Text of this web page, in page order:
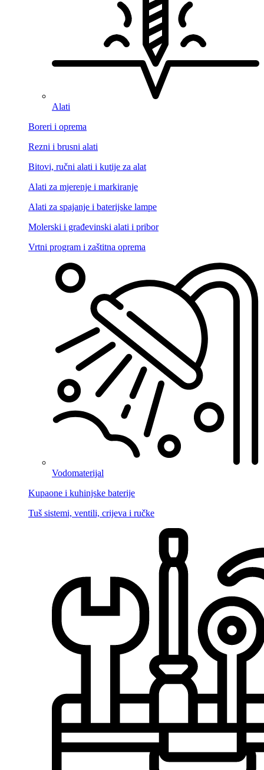
Alati
Boreri i oprema
Rezni i brusni alati
Bitovi, ručni alati i kutije za alat
Alati za mjerenje i markiranje
Alati za spajanje i baterijske lampe
Molerski i građevinski alati i pribor
Vrtni program i zaštitna oprema
Vodomaterijal
Kupaone i kuhinjske baterije
Tuš sistemi, ventili, crijeva i ručke